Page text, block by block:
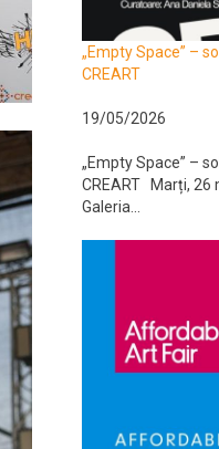
„Empty Space” –
CREART
19/05/2026
„Empty Space” –
CREART Marți, 26
Galeria...